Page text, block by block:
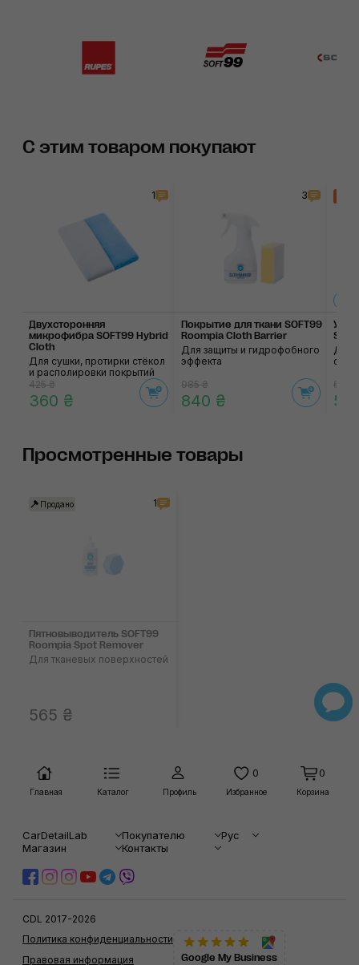
С этим товаром покупают
1
Двухсторонняя
микрофибра SOFT99 Hybrid
Cloth
Для сушки, протирки стёкол
и располировки покрытий
425 ₴
360 ₴
3
Покрытие для ткани SOFT99
Roompia Cloth Barrier
Для защиты и гидрофобного
эффекта
985 ₴
840 ₴
Для
635
Просмотренные товары
Продано 1
Пятновыводитель SOFT99
Roompia Spot Remover
Для тканевых поверхностей
565 ₴
Главная Каталог Профиль
0
Избранное
0
Корзина
CarDetailLab Покупателю
Рус
Магазин
Контакты
CDL 2017-2026
Правовая информация
Политика конфиденциальности
Google My Business